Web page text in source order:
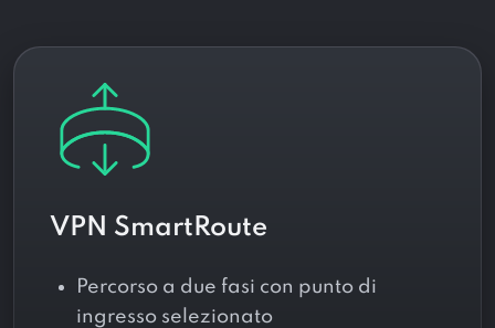
VPN SmartRoute
Percorso a due fasi con punto di
ingresso selezionato